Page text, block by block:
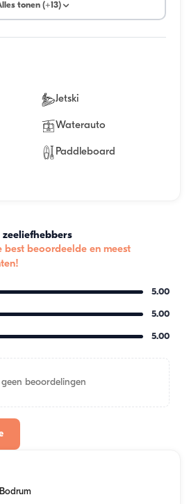
tonen (+13)
Jetski
Waterauto
Paddleboard
zeeliefhebbers
best beoordeelde en meest
5.00
5.00
5.00
geen beoordelingen